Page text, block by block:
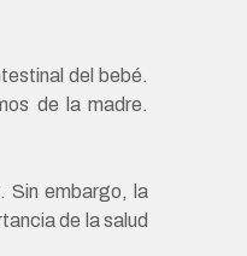
del bebé.
de la madre.
Sin embargo, la
de la salud